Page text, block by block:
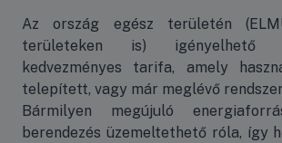
Az ország egész területén
területeken is) igényelhető
kedvezményes tarifa, amely
telepített, vagy már meglévő
Bármilyen megújuló
berendezés üzemeltethető róla, így